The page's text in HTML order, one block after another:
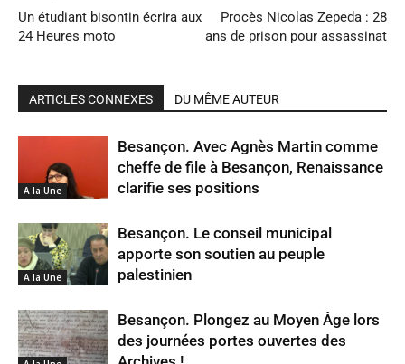
Un étudiant bisontin écrira aux
24 Heures moto
Procès Nicolas Zepeda : 28
ans de prison pour assassinat
ARTICLES CONNEXES DU MÊME AUTEUR
A la Une
Besançon. Avec Agnès Martin comme
cheffe de file à Besançon, Renaissance
clarifie ses positions
A la Une
Besançon. Le conseil municipal
apporte son soutien au peuple
palestinien
Besançon. Plongez au Moyen Âge lors
des journées portes ouvertes des